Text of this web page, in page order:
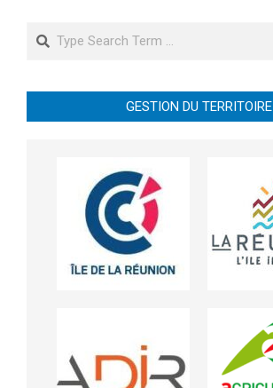
Search
GESTION DU TERRITOIRE